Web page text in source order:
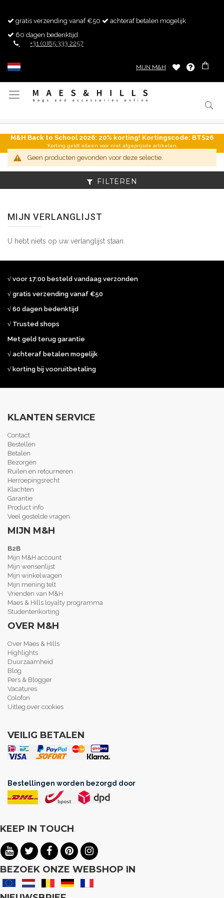
gratis verzending vanaf €50
achteraf betalen mogelijk
60 dagen bedenktijd
+31 (0)85 333 2257
MIJN M&H
Toggle
M&H Back to School 2026: 20% korting! Kortingscode: BTS26
*Korting geldt alleen voor niet afgeprijsde artikelen.
Geen producten gevonden voor deze selectie.
FILTEREN
MIJN VERLANGLIJST
U hebt niets op uw verlanglijst staan.
√ voor 17:00 besteld vandaag verzonden
√ gratis verzending vanaf €50
√ 60 dagen bedenktijd
√ Trusted shops
Met geld terug garantie
√ achteraf betalen mogelijk
√ korting bij vooruitbetaling
KLANTEN SERVICE
Contact
Bestellen
Betalen
Bezorgen
Ruilen en retourneren
Herroepingsrecht
Klachten
Garantie
Product info
Veel gestelde vragen
MIJN M&H
B2B
Mijn M&H account
Mijn wensenlijst
Mijn winkelwagen
Mijn mening telt
Vrienden van M&H
Maes & Hills loyalty programma
Studentenkorting
OVER M&H
Over Maes & Hills
Highlights
Duurzaamheid
Blog
Pers & Blogger
Vacatures
Colofon
Uitleg over cookies
VEILIG BETALEN
Bestellingen worden bezorgd door
KEEP IN TOUCH.
BEZOEK ONZE WEBSHOP IN